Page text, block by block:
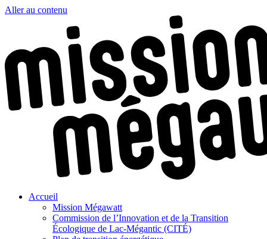
Aller au contenu
Accueil
Mission Mégawatt
Commission de l’Innovation et de la Transition
Écologique de Lac-Mégantic (CITÉ)